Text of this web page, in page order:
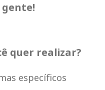
quer realizar?
específicos